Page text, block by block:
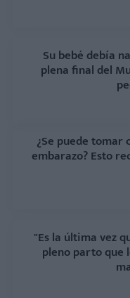
Su bebé debía
plena final del
¿Se puede tomar
embarazo? Esto
"Es la última vez
pleno parto que